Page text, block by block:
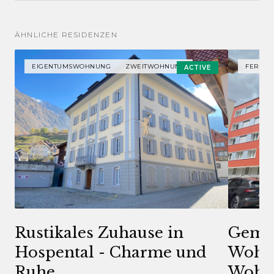
ÄHNLICHE RESIDENZEN
EIGENTUMSWOHNUNG ZWEITWOHNUNGACTIVE
Rustikales Zuhause in
Hospental - Charme und